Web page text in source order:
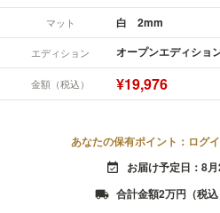
マット 白 2mm
エディション オープンエディショ
金額（税込） ¥19,976
あなたの保有ポイント：ログ
event_available お届け予定日：8
local_shipping 合計金額2万円（税